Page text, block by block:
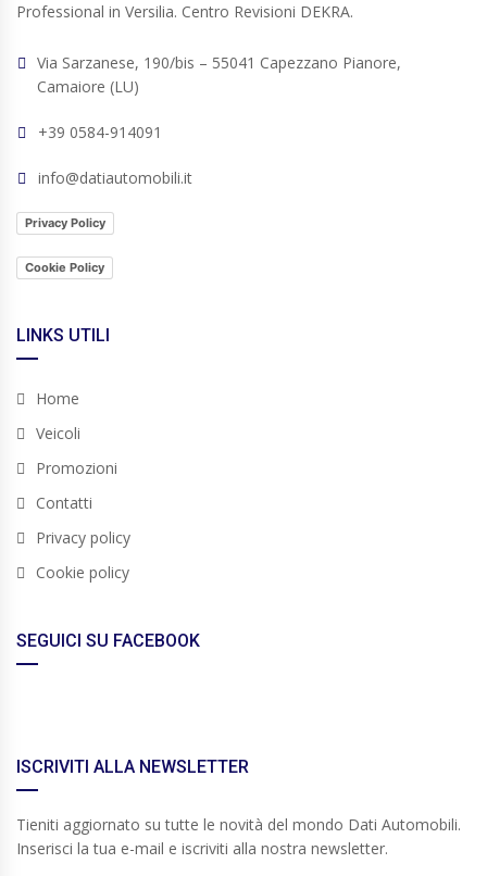
Professional in Versilia. Centro Revisioni DEKRA.
Via Sarzanese, 190/bis – 55041 Capezzano Pianore,
Camaiore (LU)
+39 0584-914091
info@datiautomobili.it
Privacy Policy
Cookie Policy
LINKS UTILI
Home
Veicoli
Promozioni
Contatti
Privacy policy
Cookie policy
SEGUICI SU FACEBOOK
ISCRIVITI ALLA NEWSLETTER
Tieniti aggiornato su tutte le novità del mondo Dati Automobili.
Inserisci la tua e-mail e iscriviti alla nostra newsletter.